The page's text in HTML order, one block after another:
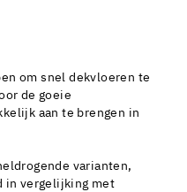
om snel dekvloeren te
de goeie
aan te brengen in
varianten,
in vergelijking met